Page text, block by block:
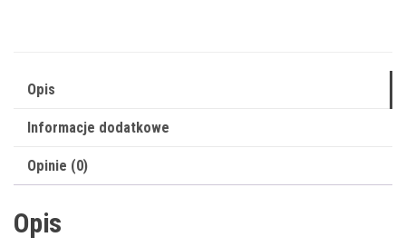
2200
cyan
Opis
Informacje dodatkowe
Opinie (0)
Opis